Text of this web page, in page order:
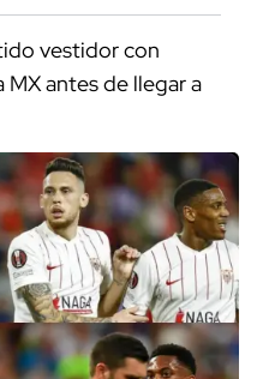
vestidor con
antes de llegar a